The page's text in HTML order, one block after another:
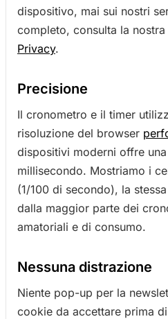
dispositivo, mai sui nostri
completo, consulta la nostra
Privacy.
Precisione
Il cronometro e il timer
risoluzione del browser
dispositivi moderni offre
millisecondo. Mostriamo i
(1/100 di secondo), la
dalla maggior parte dei
amatoriali e di consumo.
Nessuna distrazione
Niente pop-up per la
cookie da accettare prima